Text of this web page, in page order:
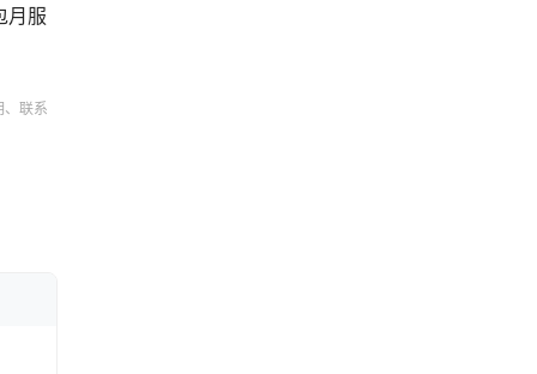
月服
、联系